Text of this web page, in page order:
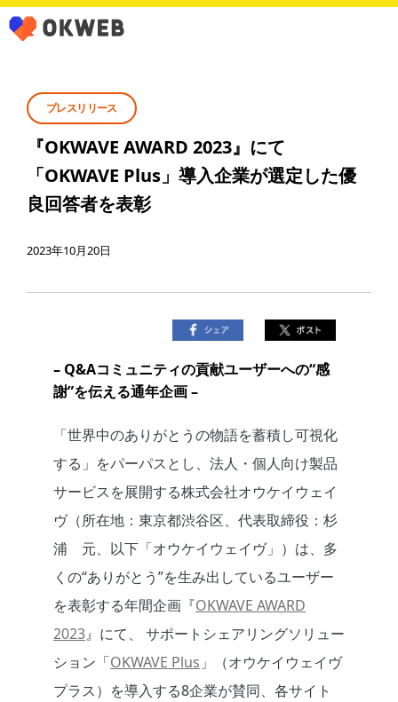
プレスリリース
『OKWAVE AWARD 2023』にて
「OKWAVE Plus」導入企業が選定した優
良回答者を表彰
2023年10月20日
– Q&Aコミュニティの貢献ユーザーへの“感
謝”を伝える通年企画 –
「世界中のありがとうの物語を蓄積し可視化
する」をパーパスとし、法人・個人向け製品
サービスを展開する株式会社オウケイウェイ
ヴ（所在地：東京都渋谷区、代表取締役：杉
浦 元、以下「オウケイウェイヴ」）は、多
くの“ありがとう”を生み出しているユーザー
を表彰する年間企画『OKWAVE AWARD
2023』にて、
サポートシェアリングソリュー
ション「OKWAVE Plus 」（オウケイウェイヴ
プラス）を導入する8企業が賛同、各サイト